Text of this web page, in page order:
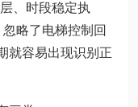
、时段稳定执
略了电梯控制回
就容易出现识别正